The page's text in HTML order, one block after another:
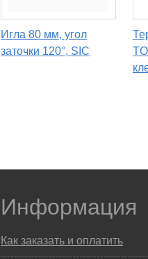
Игла 80 мм, угол
заточки 120°, SIC
Информация
Как заказать и оплатить